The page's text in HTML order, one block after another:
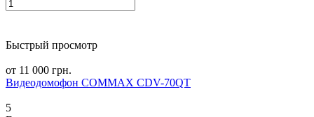
Быстрый просмотр
от 11 000 грн.
Видеодомофон COMMAX CDV-70QT
5